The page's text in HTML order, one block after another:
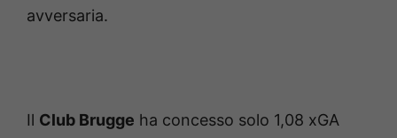
avversaria.
Il Club Brugge ha concesso solo 1,08 xGA